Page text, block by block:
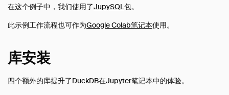
SQL
配置
指南
数据查看器
在这个例子中，我们使用了JupySQL包。
此示例工作流程也可作为Google Colab笔记本使用。
库安装
四个额外的库提升了DuckDB在Jupyter笔记本中的体验。